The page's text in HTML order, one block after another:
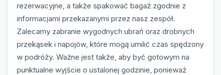
rezerwacyjne, a także spakować bagaż zgodnie z
informacjami przekazanymi przez nasz zespół.
Zalecamy zabranie wygodnych ubrań oraz drobnych
przekąsek i napojów, które mogą umilić czas spędzony
w podróży. Ważne jest także, aby być gotowym na
punktualne wyjście o ustalonej godzinie, ponieważ